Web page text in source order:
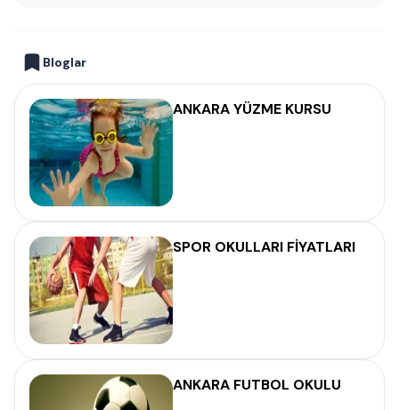
Bloglar
ANKARA YÜZME KURSU
SPOR OKULLARI FİYATLARI
ANKARA FUTBOL OKULU